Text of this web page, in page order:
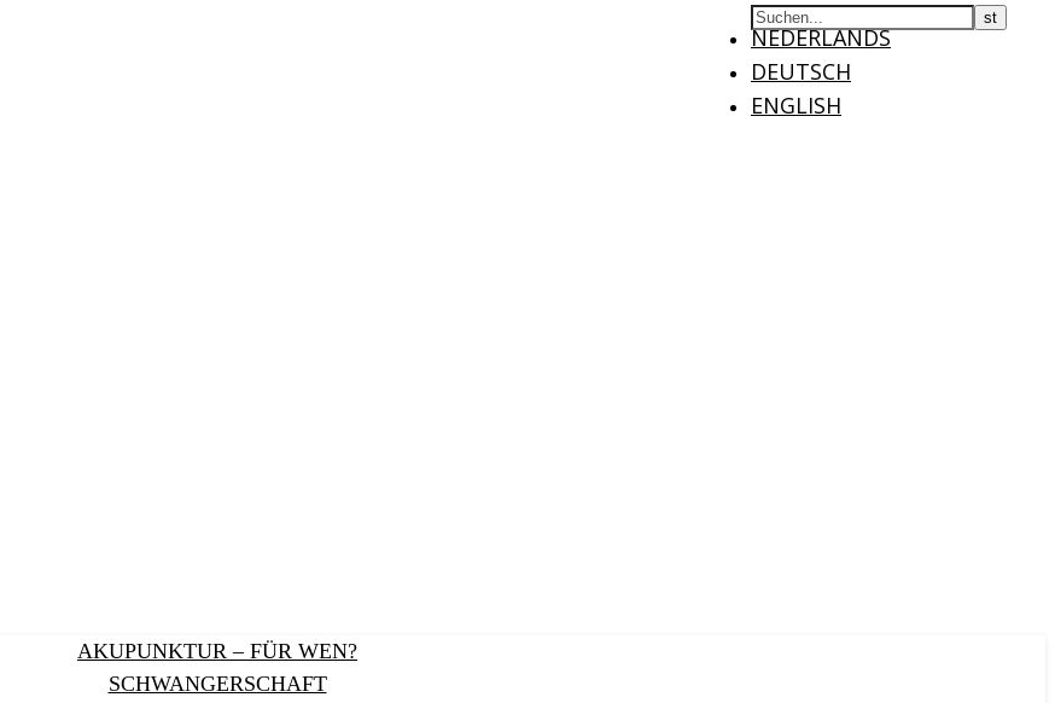
NEDERLANDS
DEUTSCH
ENGLISH
AKUPUNKTUR – FÜR WEN?
SCHWANGERSCHAFT